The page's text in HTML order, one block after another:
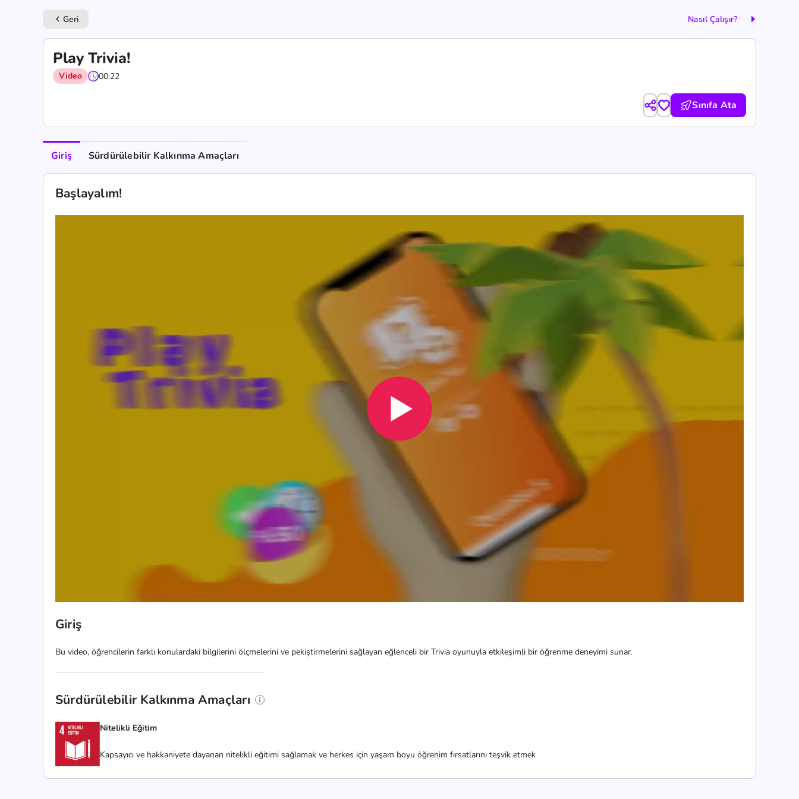
keyboard_arrow_left Geri Nasıl Çalışır?
Play Trivia!
Video 00:22
Sınıfa Ata
Giriş Sürdürülebilir Kalkınma Amaçları
Başlayalım!
Giriş
Bu video, öğrencilerin farklı konulardaki bilgilerini ölçmelerini ve pekiştirmelerini sağlayan eğlenceli bir Trivia oyunuyla etkileşimli bir öğrenme deneyimi sunar.
Sürdürülebilir Kalkınma Amaçları
Nitelikli Eğitim
Kapsayıcı ve hakkaniyete dayanan nitelikli eğitimi sağlamak ve herkes için yaşam boyu öğrenim fırsatlarını teşvik etmek